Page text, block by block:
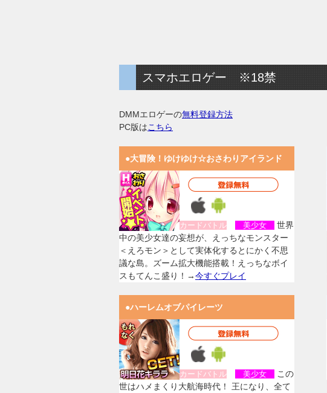
スマホエロゲー ※18禁
DMMエロゲーの無料登録方法
PC版はこちら
●大冒険！ゆけゆけ☆おさわりアイランド
カードバトル 美少女
世界
中の美少女達の妄想が、えっちなモンスター
＜えろモン＞として実体化するとにかく不思
議な島。ズーム拡大機能搭載！えっちなボイ
スもてんこ盛り！→今すぐプレイ
●ハーレムオブパイレーツ
カードバトル 美少女
この
世はハメまくり大航海時代！ 王になり、全て